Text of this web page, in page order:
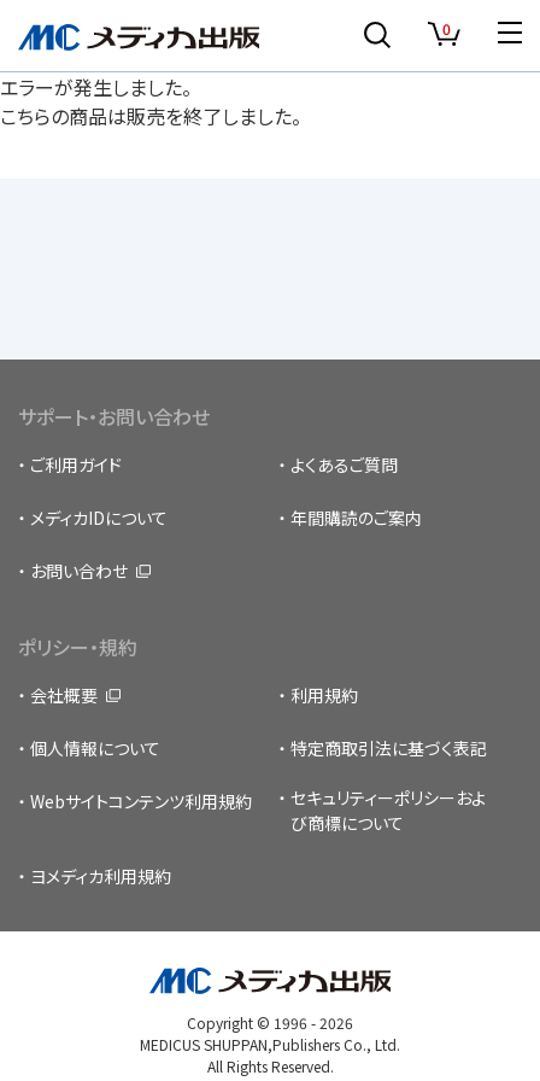
0
エラーが発生しました。
こちらの商品は販売を終了しました。
サポート・お問い合わせ
ご利用ガイド よくあるご質問
メディカIDについて 年間購読のご案内
お問い合わせ
ポリシー・規約
会社概要 利用規約
個人情報について 特定商取引法に基づく表記
Webサイトコンテンツ利用規約 セキュリティーポリシー およ
び商標について
ヨメディカ利用規約
Copyright © 1996 -2026
MEDICUS SHUPPAN,Publishers Co., Ltd.
All Rights Reserved.